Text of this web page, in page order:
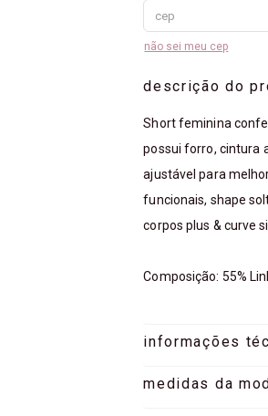
não sei meu cep
descrição do
Short feminina
possui forro, cintura
ajustável para
funcionais, shape
corpos plus & curve
Composição: 55%
informações
medidas da